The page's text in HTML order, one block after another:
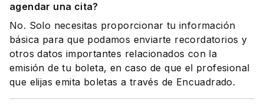
agendar una cita?
No. Solo necesitas proporcionar tu información
básica para que podamos enviarte recordatorios y
otros datos importantes relacionados con la
emisión de tu boleta, en caso de que el profesional
que elijas emita boletas a través de Encuadrado.